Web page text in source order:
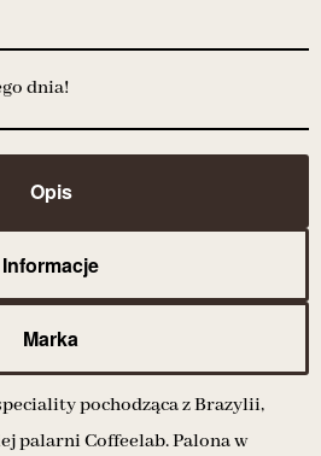
dnia!
Opis
Informacje
Marka
pochodząca z Brazylii,
palarni Coffeelab. Palona w